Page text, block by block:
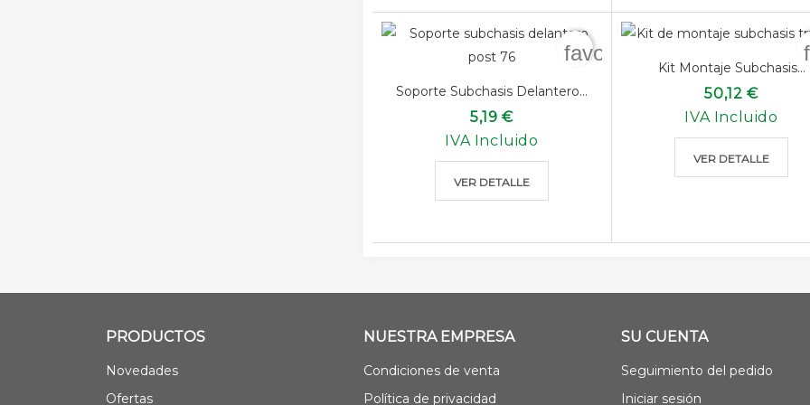
Soporte Subchasis Delantero...
5,19 €
IVA Incluido
VER DETALLE
favorite_border
Kit Montaje Subchasis...
50,12 €
IVA Incluido
VER DETALLE
PRODUCTOS
Novedades
Ofertas
NUESTRA EMPRESA
Condiciones de venta
Política de privacidad
SU CUENTA
Seguimiento del pedido
Iniciar sesión